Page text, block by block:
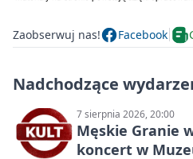
Zaobserwuj nas! Facebook
Nadchodzące
7 sierpnia 2026, 20:00
Męskie Granie
koncert w